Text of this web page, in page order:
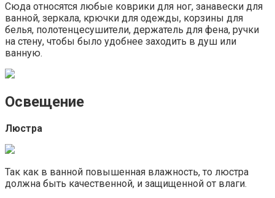
Сюда относятся любые коврики для ног, занавески для
ванной, зеркала, крючки для одежды, корзины для
белья, полотенцесушители, держатель для фена, ручки
на стену, чтобы было удобнее заходить в душ или
ванную.
Освещение
Люстра
Так как в ванной повышенная влажность, то люстра
должна быть качественной, и защищенной от влаги.